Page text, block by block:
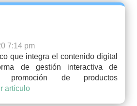
7:14 pm
que integra el contenido digital
de gestión interactiva de
promoción de productos
artículo